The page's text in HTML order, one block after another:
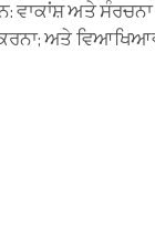
ਅਤੇ ਸੰਰਚਨਾ
ਅਤੇ